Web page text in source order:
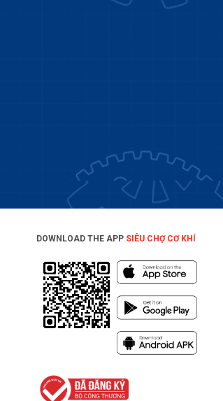
DOWNLOAD THE APP SIÊU CHỢ CƠ KHÍ